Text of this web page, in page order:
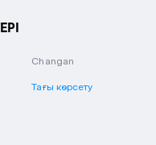
Changan
Тағы көрсету